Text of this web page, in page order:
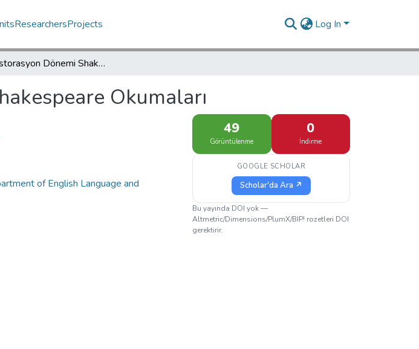
ResearchersProjects Log In
Restorasyon Dönemi Shakespeare Okumaları
Okumaları
of English Language and
49
Görüntülenme
0
İndirme
GOOGLE SCHOLAR
Scholar'da Ara ↗
Bu yayında DOI yok —
Altmetric/Dimensions/PlumX/BIP! rozetleri DOI
gerektirir.